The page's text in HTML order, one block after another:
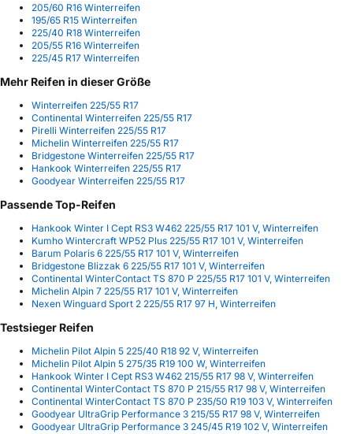
205/60 R16 Winterreifen
195/65 R15 Winterreifen
225/40 R18 Winterreifen
205/55 R16 Winterreifen
225/45 R17 Winterreifen
Mehr Reifen in dieser Größe
Winterreifen 225/55 R17
Continental Winterreifen 225/55 R17
Pirelli Winterreifen 225/55 R17
Michelin Winterreifen 225/55 R17
Bridgestone Winterreifen 225/55 R17
Hankook Winterreifen 225/55 R17
Goodyear Winterreifen 225/55 R17
Passende Top-Reifen
Hankook Winter I Cept RS3 W462 225/55 R17 101 V, Winterreifen
Kumho Wintercraft WP52 Plus 225/55 R17 101 V, Winterreifen
Barum Polaris 6 225/55 R17 101 V, Winterreifen
Bridgestone Blizzak 6 225/55 R17 101 V, Winterreifen
Continental WinterContact TS 870 P 225/55 R17 101 V, Winterreifen
Michelin Alpin 7 225/55 R17 101 V, Winterreifen
Nexen Winguard Sport 2 225/55 R17 97 H, Winterreifen
Testsieger Reifen
Michelin Pilot Alpin 5 225/40 R18 92 V, Winterreifen
Michelin Pilot Alpin 5 275/35 R19 100 W, Winterreifen
Hankook Winter I Cept RS3 W462 215/55 R17 98 V, Winterreifen
Continental WinterContact TS 870 P 215/55 R17 98 V, Winterreifen
Continental WinterContact TS 870 P 235/50 R19 103 V, Winterreifen
Goodyear UltraGrip Performance 3 215/55 R17 98 V, Winterreifen
Goodyear UltraGrip Performance 3 245/45 R19 102 V, Winterreifen